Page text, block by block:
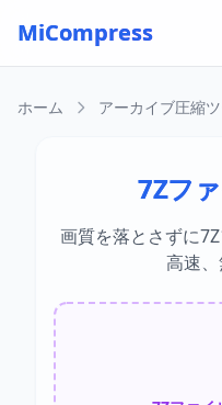
Skip to main content
MiCompress
ホーム アーカイブ圧縮
7Zフ
画質を落とさずに
高速、